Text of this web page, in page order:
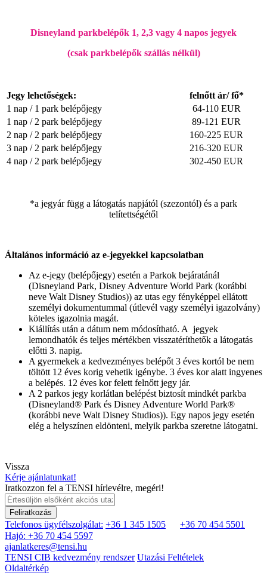
Disneyland parkbelépők 1, 2,3 vagy 4 napos jegyek
(csak parkbelépők szállás nélkül)
Jegy lehetőségek:
felnőtt ár/ fő*
1 nap / 1 park belépőjegy
64-110 EUR
1 nap / 2 park belépőjegy
89-121 EUR
2 nap / 2 park belépőjegy
160-225 EUR
3 nap / 2 park belépőjegy
216-320 EUR
4 nap / 2 park belépőjegy
302-450 EUR
*a jegyár függ a látogatás napjától (szezontól) és a park
telítettségétől
Általános információ az e-jegyekkel kapcsolatban
Az e-jegy (belépőjegy) esetén a Parkok bejáratánál
(Disneyland Park, Disney Adventure World Park (korábbi
neve Walt Disney Studios)) az utas egy fényképpel ellátott
személyi dokumentummal (útlevél vagy személyi igazolvány)
köteles igazolnia magát.
Kiállítás után a dátum nem módosítható. A jegyek
lemondhatók és teljes mértékben visszatéríthetők a látogatás
előtti 3. napig.
A gyermekek a kedvezményes belépőt 3 éves kortól be nem
töltött 12 éves korig vehetik igénybe. 3 éves kor alatt ingyenes
a belépés. 12 éves kor felett felnőtt jegy jár.
A 2 parkos jegy korlátlan belépést biztosít mindkét parkba
(Disneyland® Park és Disney Adventure World Park®
(korábbi neve Walt Disney Studios)). Egy napos jegy esetén
elég a helyszínen eldönteni, melyik parkba szeretne látogatni.
Vissza
Kérje ajánlatunkat!
Iratkozzon fel a TENSI hírlevélre, megéri!
Feliratkozás
Telefonos ügyfélszolgálat: +36 1 345 1505
+36 70 454 5501
Hajó: +36 70 454 5597
ajanlatkeres@tensi.hu
TENSI CIB kedvezmény rendszer Utazási Feltételek
Oldaltérkép